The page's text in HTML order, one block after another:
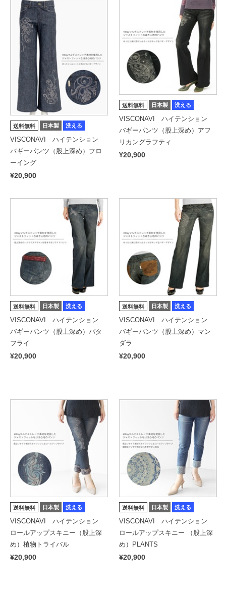
送料無料 日本製 洗える
VISCONAVI ハイテンション
バギーパンツ（股上深め）フロ
ーイング
¥20,900
送料無料 日本製 洗える
VISCONAVI ハイテンション
バギーパンツ（股上深め）アフ
リカングラフティ
¥20,900
送料無料 日本製 洗える
VISCONAVI ハイテンション
バギーパンツ（股上深め）バタ
フライ
¥20,900
送料無料 日本製 洗える
VISCONAVI ハイテンション
バギーパンツ（股上深め）マン
ダラ
¥20,900
送料無料 日本製 洗える
VISCONAVI ハイテンション
ロールアップスキニー（股上深
め）植物トライバル
¥20,900
送料無料 日本製 洗える
VISCONAVI ハイテンション
ロールアップスキニー （股上深
め）PLANTS
¥20,900